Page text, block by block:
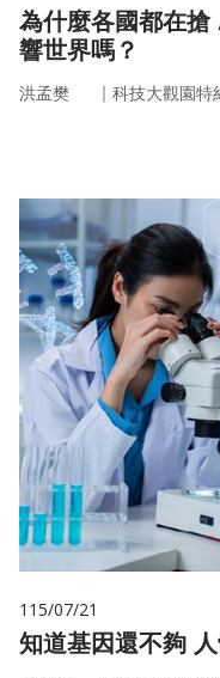
為什麼各國都在
響世界嗎？
洪孟樊 ｜ 科技大觀園特
115/07/21
知